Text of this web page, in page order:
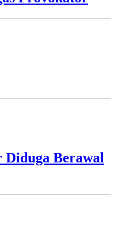
Diduga Berawal